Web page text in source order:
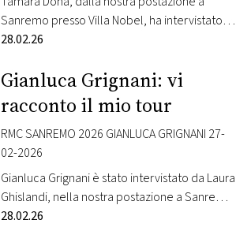
Sanremo presso Villa Nobel, ha intervistato
Levante. L’artista è in gara al Festival con la
cornice unica di Villa Nobel a Sanremo, una
delle location di maggiore prestigio della
città, vi porta nel cuore della gara musicale
più attesa dell’anno con il…
28.02.26
Gianluca Grignani: vi
racconto il mio tour
RMC SANREMO 2026 GIANLUCA GRIGNANI 27-
02-2026
Gianluca Grignani è stato intervistato da Laura
Ghislandi, nella nostra postazione a Sanremo
presso Villa Nobel. Radio Monte Carlo, dalla
28.02.26